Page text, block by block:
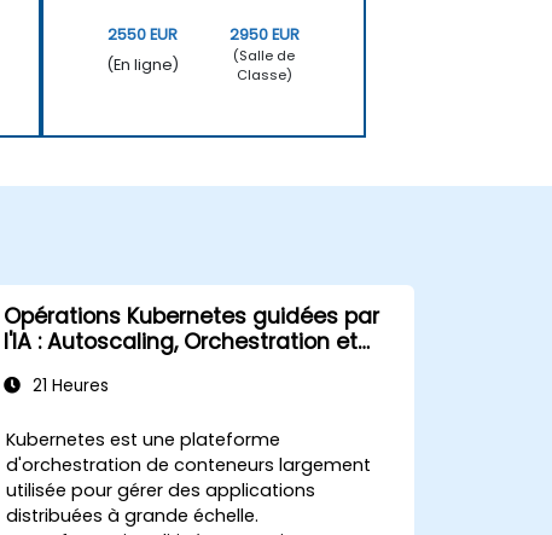
2550 EUR
(En ligne)
2950 EUR
(Salle de
Classe)
Opérations Kubernetes guidées par
l'IA : Autoscaling, Orchestration et
21 Heures
Kubernetes est une plateforme
d'orchestration de conteneurs largement
utilisée pour gérer des applications
distribuées à grande échelle.